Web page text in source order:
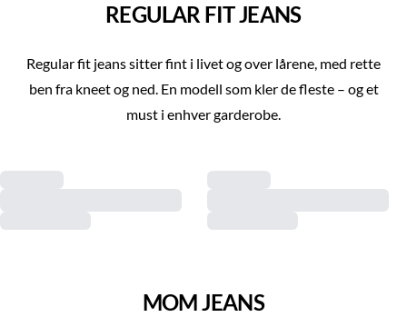
REGULAR FIT JEANS
Regular fit jeans sitter fint i livet og over lårene, med rette
ben fra kneet og ned. En modell som kler de fleste – og et
must i enhver garderobe.
MOM JEANS